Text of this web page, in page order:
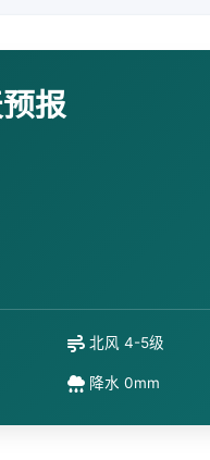
报
北风 4-5级
降水 0mm